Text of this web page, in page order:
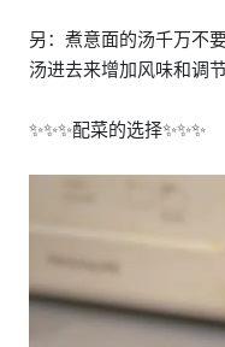
另：煮意面的汤千万不
汤进去来增加风味和调
✨✨✨配菜的选择✨✨✨